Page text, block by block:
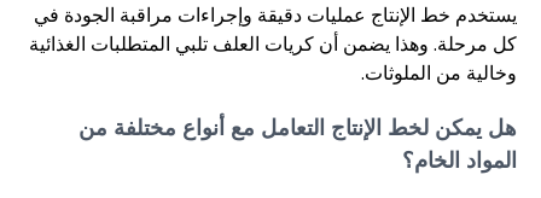
يستخدم خط الإنتاج عمليات دقيقة وإجراءات مراقبة الجودة في
كل مرحلة. وهذا يضمن أن كريات العلف تلبي المتطلبات الغذائية
وخالية من الملوثات.
هل يمكن لخط الإنتاج التعامل مع أنواع مختلفة من
المواد الخام؟